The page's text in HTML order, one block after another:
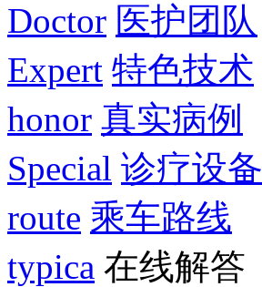
Doctor 医护团队
Expert 特色技术
honor 真实病例
Special 诊疗设备
route 乘车路线
typica 在线解答